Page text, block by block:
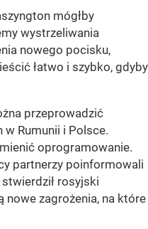
mógłby
wystrzeliwania
nowego pocisku,
łatwo i szybko, gdyby
przeprowadzić
Rumunii i Polsce.
oprogramowanie.
partnerzy poinformowali
rosyjski
nowe zagrożenia, na które